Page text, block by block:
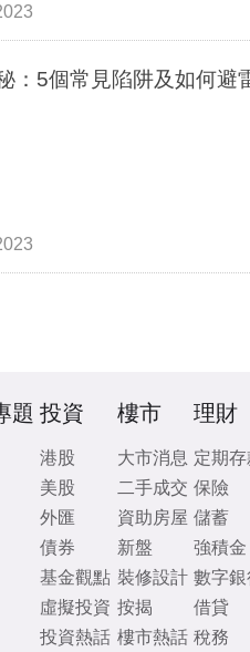
：5個常見陷阱及如何避
題 投資
港股
美股
外匯
債券
基金觀點
虛擬投資
投資熱話
樓市
大市消息
二手成交
資助房屋
新盤
裝修設計
按揭
樓市熱話
理財
定期存
保險
儲蓄
強積金
數字銀
借貸
稅務